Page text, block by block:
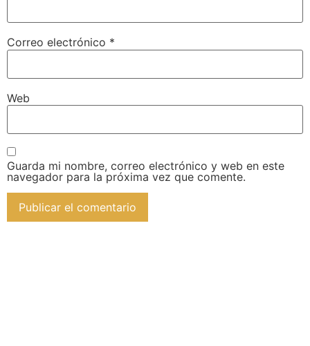
Correo electrónico *
Web
Guarda mi nombre, correo electrónico y web en este
navegador para la próxima vez que comente.